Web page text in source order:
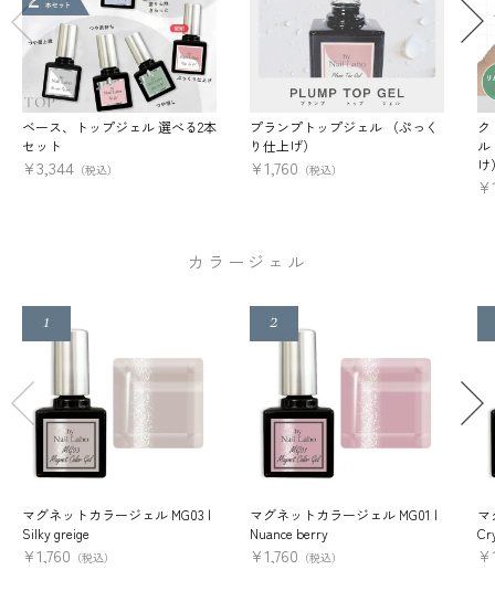
ベース、トップジェル 選べる2本
セット
¥3,344 （税込）
プランプトップジェル （ぷっく
り仕上げ）
¥1,760 （税込）
ル
け
¥
カラージェル
マグネットカラージェル MG03 |
Silky greige
¥1,760 （税込）
マグネットカラージェル MG01 |
Nuance berry
¥1,760 （税込）
マ
¥